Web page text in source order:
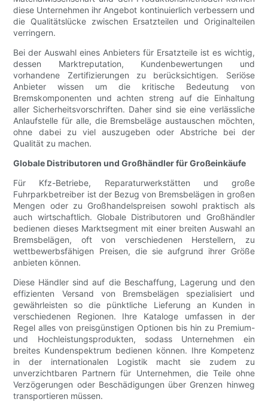
diese Unternehmen ihr Angebot kontinuierlich verbessern und
die Qualitätslücke zwischen Ersatzteilen und Originalteilen
verringern.
Bei der Auswahl eines Anbieters für Ersatzteile ist es wichtig,
dessen Marktreputation, Kundenbewertungen und
vorhandene Zertifizierungen zu berücksichtigen. Seriöse
Anbieter wissen um die kritische Bedeutung von
Bremskomponenten und achten streng auf die Einhaltung
aller Sicherheitsvorschriften. Daher sind sie eine verlässliche
Anlaufstelle für alle, die Bremsbeläge austauschen möchten,
ohne dabei zu viel auszugeben oder Abstriche bei der
Qualität zu machen.
Globale Distributoren und Großhändler für Großeinkäufe
Für Kfz-Betriebe, Reparaturwerkstätten und große
Fuhrparkbetreiber ist der Bezug von Bremsbelägen in großen
Mengen oder zu Großhandelspreisen sowohl praktisch als
auch wirtschaftlich. Globale Distributoren und Großhändler
bedienen dieses Marktsegment mit einer breiten Auswahl an
Bremsbelägen, oft von verschiedenen Herstellern, zu
wettbewerbsfähigen Preisen, die sie aufgrund ihrer Größe
anbieten können.
Diese Händler sind auf die Beschaffung, Lagerung und den
effizienten Versand von Bremsbelägen spezialisiert und
gewährleisten so die pünktliche Lieferung an Kunden in
verschiedenen Regionen. Ihre Kataloge umfassen in der
Regel alles von preisgünstigen Optionen bis hin zu Premium-
und Hochleistungsprodukten, sodass Unternehmen ein
breites Kundenspektrum bedienen können. Ihre Kompetenz
in der internationalen Logistik macht sie zudem zu
unverzichtbaren Partnern für Unternehmen, die Teile ohne
Verzögerungen oder Beschädigungen über Grenzen hinweg
transportieren müssen.